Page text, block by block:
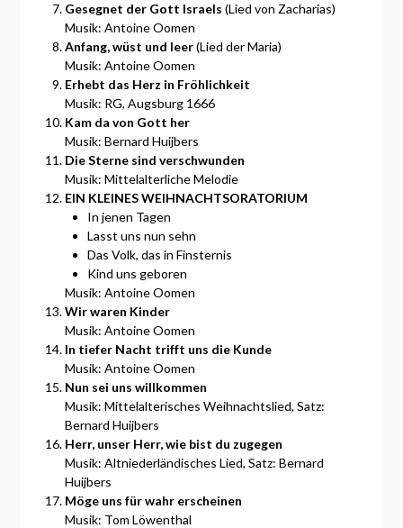
Gesegnet der Gott Israels (Lied von Zacharias)
Musik: Antoine Oomen
Anfang, wüst und leer(Lied der Maria)
Musik: Antoine Oomen
Erhebt das Herz in Fröhlichkeit
Musik: RG, Augsburg 1666
Kam da von Gott her
Musik: Bernard Huijbers
Die Sterne sind verschwunden
Musik: Mittelalterliche Melodie
EIN KLEINES WEIHNACHTSORATORIUM
In jenen Tagen
Lasst uns nun sehn
Das Volk, das in Finsternis
Kind uns geboren
Musik: Antoine Oomen
Wir waren Kinder
Musik: Antoine Oomen
In tiefer Nacht trifft uns die Kunde
Musik: Antoine Oomen
Nun sei uns willkommen
Musik: Mittelalterisches Weihnachtslied, Satz:
Bernard Huijbers
Herr, unser Herr, wie bist du zugegen
Musik: Altniederländisches Lied, Satz: Bernard
Huijbers
Möge uns für wahr erscheinen
Musik: Tom Löwenthal